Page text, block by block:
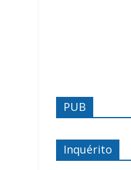
PUB
Inquérito